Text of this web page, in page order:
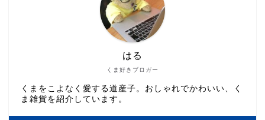
くま好きブロガー
はる
くまをこよなく愛する道産子。おしゃれでかわいい、く
ま雑貨を紹介しています。